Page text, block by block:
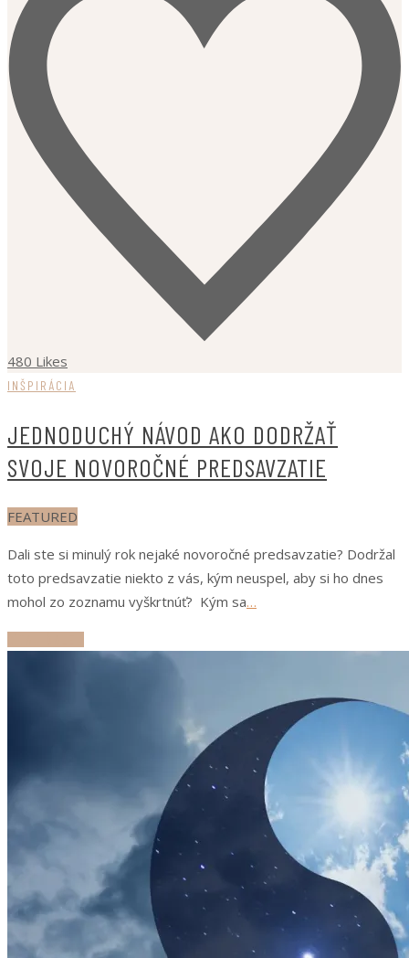
480 Likes
INŠPIRÁCIA
JEDNODUCHÝ NÁVOD AKO DODRŽAŤ
SVOJE NOVOROČNÉ PREDSAVZATIE
FEATURED
Dali ste si minulý rok nejaké novoročné predsavzatie? Dodržal
toto predsavzatie niekto z vás, kým neuspel, aby si ho dnes
mohol zo zoznamu vyškrtnúť? Kým sa…